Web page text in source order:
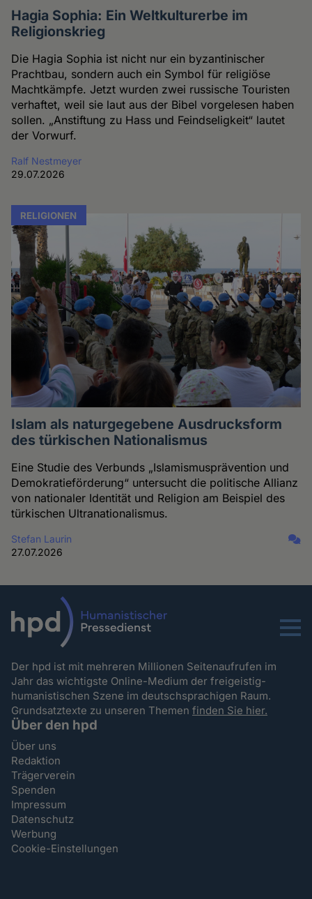
Hagia Sophia: Ein Weltkulturerbe im
Religionskrieg
Die Hagia Sophia ist nicht nur ein byzantinischer
Prachtbau, sondern auch ein Symbol für religiöse
Machtkämpfe. Jetzt wurden zwei russische Touristen
verhaftet, weil sie laut aus der Bibel vorgelesen haben
sollen. „Anstiftung zu Hass und Feindseligkeit“ lautet
der Vorwurf.
Ralf Nestmeyer
29.07.2026
RELIGIONEN
Islam als naturgegebene Ausdrucksform
des türkischen Nationalismus
Eine Studie des Verbunds „Islamismusprävention und
Demokratieförderung“ untersucht die politische Allianz
von nationaler Identität und Religion am Beispiel des
türkischen Ultranationalismus.
Stefan Laurin
27.07.2026
Menu
Der hpd ist mit mehreren Millionen Seitenaufrufen im
Jahr das wichtigste Online-Medium der freigeistig-
humanistischen Szene im deutschsprachigen Raum.
Grundsatztexte zu unseren Themenfinden Sie hier.
Über den hpd
Über uns
Redaktion
Trägerverein
Spenden
Impressum
Datenschutz
Werbung
Cookie-Einstellungen